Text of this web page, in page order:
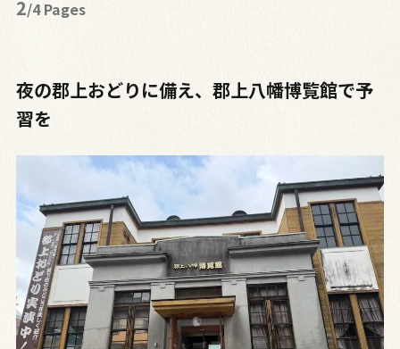
2/4 Pages
夜の郡上おどりに備え、郡上八幡博覧館で予
習を